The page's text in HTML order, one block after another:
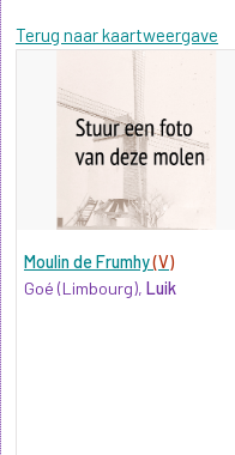
Terug naar kaartweergave
Moulin de Frumhy(V)
Goé (Limbourg), Luik